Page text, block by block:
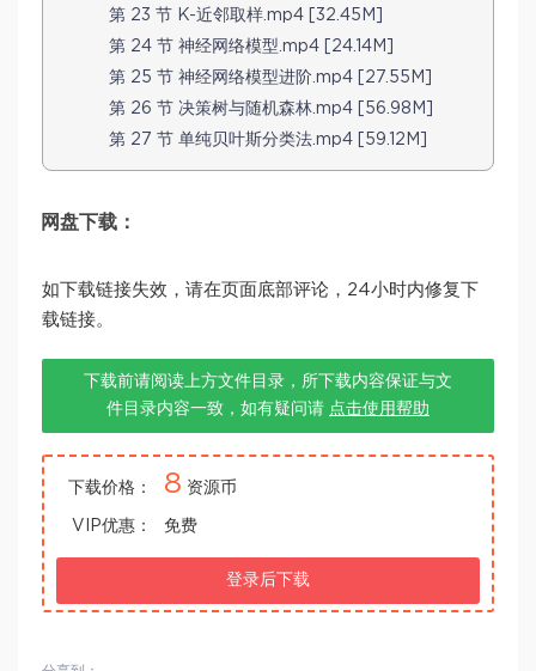
第 23 节 K-近邻取样.mp4 [32.45M]
第 24 节 神经网络模型.mp4 [24.14M]
第 25 节 神经网络模型进阶.mp4 [27.55M]
第 26 节 决策树与随机森林.mp4 [56.98M]
第 27 节 单纯贝叶斯分类法.mp4 [59.12M]
网盘下载：
如下载链接失效，请在页面底部评论，24小时内修复下
载链接。
下载前请阅读上方文件目录，所下载内容保证与文
件目录内容一致，如有疑问请 点击使用帮助
下载价格： 8 资源币
VIP优惠： 免费
登录后下载